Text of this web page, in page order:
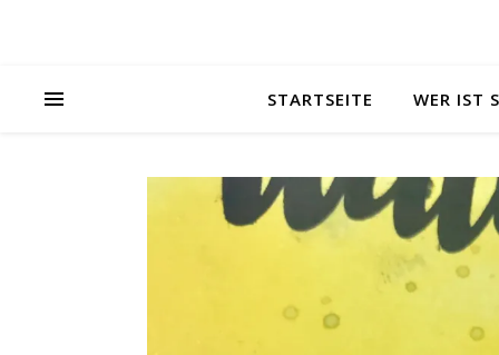
STARTSEITE WER IST